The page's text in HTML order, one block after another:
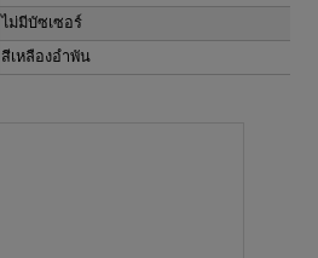
ไม่มีบัซเซอร์
สีเหลืองอำพัน